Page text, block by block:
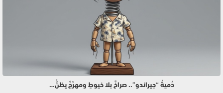
دُميةُ “جيراندو”.. صراخٌ بلا خيوطٍ ومهرّجٌ يظنُّ…